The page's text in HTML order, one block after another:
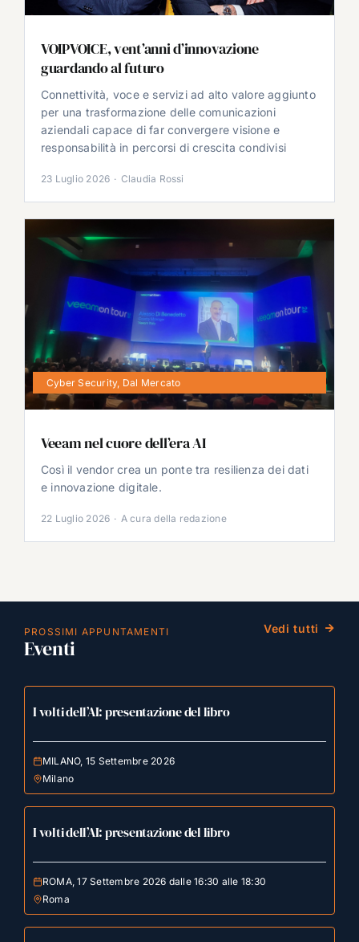
VOIPVOICE, vent’anni d’innovazione
guardando al futuro
Connettività, voce e servizi ad alto valore aggiunto
per una trasformazione delle comunicazioni
aziendali capace di far convergere visione e
responsabilità in percorsi di crescita condivisi
23 Luglio 2026 · Claudia Rossi
Cyber Security, Dal Mercato
Veeam nel cuore dell’era AI
Così il vendor crea un ponte tra resilienza dei dati
e innovazione digitale.
22 Luglio 2026 · A cura della redazione
PROSSIMI APPUNTAMENTI
Eventi
Vedi tutti
I volti dell’AI: presentazione del libro
MILANO, 15 Settembre 2026
Milano
I volti dell’AI: presentazione del libro
ROMA, 17 Settembre 2026 dalle 16:30 alle 18:30
Roma